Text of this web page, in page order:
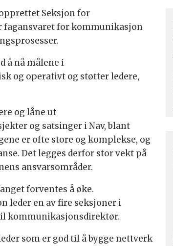
Seksjon for
fagansvaret for kommunikasjon
å nå målene i
og operativt og støtter ledere,
og låne ut
og satsinger i Nav, blant
er ofte store og komplekse, og
Det legges derfor stor vekt på
ansvarsområder.
forventes å øke.
leder en av fire seksjoner i
kommunikasjonsdirektør.
som er god til å bygge nettverk